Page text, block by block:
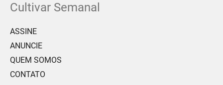
Cultivar Semanal
ASSINE
ANUNCIE
QUEM SOMOS
CONTATO